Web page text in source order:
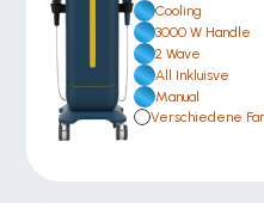
Cooling
3000 W Handle
2 Wave
All Inkluisve
Manual
Verschiedene